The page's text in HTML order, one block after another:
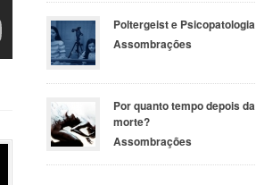
Poltergeist e Psicopatologia
Assombrações
Por quanto tempo depois da
morte?
Assombrações